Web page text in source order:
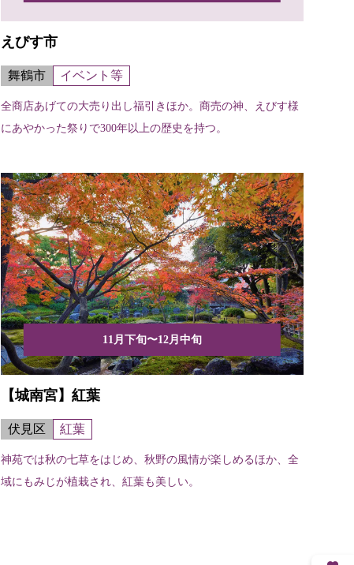
えびす市
舞鶴市 イベント等
全商店あげての大売り出し福引きほか。商売の神、えびす様
にあやかった祭りで300年以上の歴史を持つ。
11月下旬〜12月中旬
【城南宮】紅葉
伏見区 紅葉
神苑では秋の七草をはじめ、秋野の風情が楽しめるほか、全
域にもみじが植栽され、紅葉も美しい。